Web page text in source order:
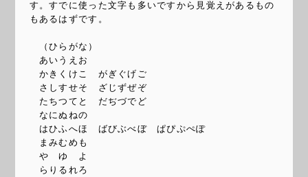
す。すでに使った文字も多いですから見覚えがあるもの
もあるはずです。
（ひらがな）
あいうえお
かきくけこ がぎぐげご
さしすせそ ざじずぜぞ
たちつてと だぢづでど
なにぬねの
はひふへほ ばびぶべぼ ぱぴぷぺぽ
まみむめも
や ゆ よ
らりるれろ